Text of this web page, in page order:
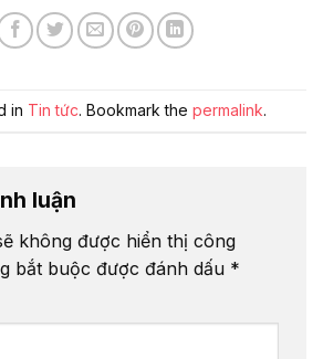
in Tin tức. Bookmark the permalink.
luận
không được hiển thị công
bắt buộc được đánh dấu *